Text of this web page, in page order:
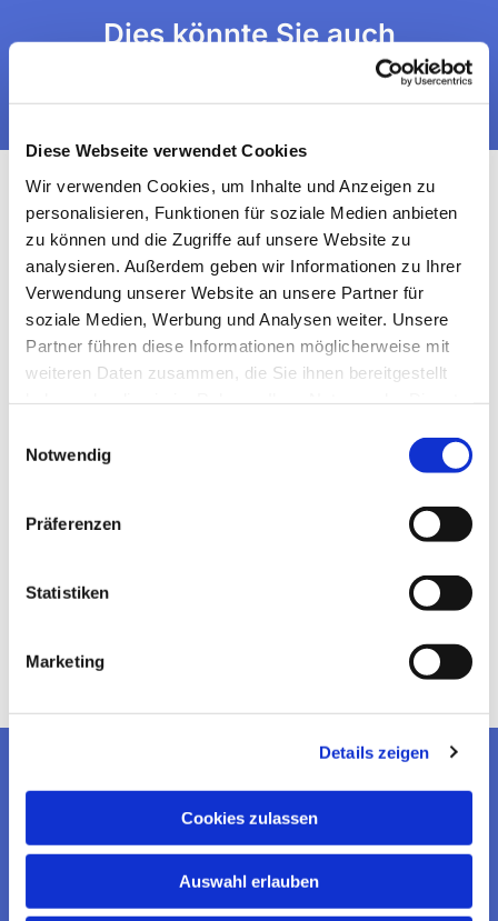
Diese Webseite verwendet Cookies
Wir verwenden Cookies, um Inhalte und Anzeigen zu
personalisieren, Funktionen für soziale Medien anbieten
zu können und die Zugriffe auf unsere Website zu
analysieren. Außerdem geben wir Informationen zu Ihrer
Verwendung unserer Website an unsere Partner für
soziale Medien, Werbung und Analysen weiter. Unsere
Partner führen diese Informationen möglicherweise mit
weiteren Daten zusammen, die Sie ihnen bereitgestellt
Notwendig
Präferenzen
Statistiken
Marketing
Details zeigen
Cookies zulassen
Auswahl erlauben
Dies könnte Sie auch
EV. KIRCHENGEMEINDE
WITZENHAUSEN
KONTAKT AUFNEHMEN